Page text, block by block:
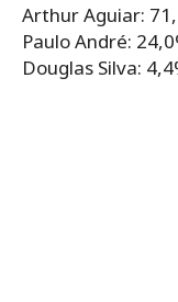
Arthur Aguiar:
Paulo André:
Douglas Silva: